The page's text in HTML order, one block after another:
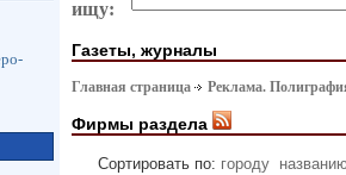
ищу:
Газеты, журналы
Главная страница Реклама.
Фирмы раздела
Сортировать по: городу